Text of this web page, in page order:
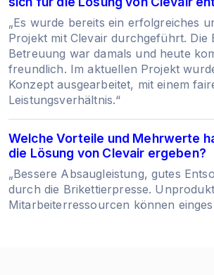
„Es wurde bereits ein erfolgreiches
Projekt mit Clevair durchgeführt. Die
Betreuung war damals und heute
freundlich. Im aktuellen Projekt
Konzept ausgearbeitet, mit einem
Leistungsverhältnis.“
Welche Vorteile und Mehrwerte
die Lösung von Clevair ergeben?
„Bessere Absaugleistung, gutes
durch die Brikettierpresse.
Mitarbeiterressourcen können